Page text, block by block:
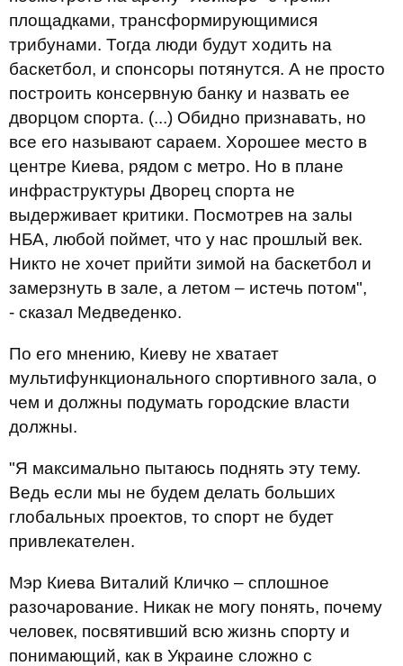
площадками, трансформирующимися
трибунами. Тогда люди будут ходить на
баскетбол, и спонсоры потянутся. А не просто
построить консервную банку и назвать ее
дворцом спорта. (...) Обидно признавать, но
все его называют сараем. Хорошее место в
центре Киева, рядом с метро. Но в плане
инфраструктуры Дворец спорта не
выдерживает критики. Посмотрев на залы
НБА, любой поймет, что у нас прошлый век.
Никто не хочет прийти зимой на баскетбол и
замерзнуть в зале, а летом – истечь потом",
- сказал Медведенко.
По его мнению, Киеву не хватает
мультифункционального спортивного зала, о
чем и должны подумать городские власти
должны.
"Я максимально пытаюсь поднять эту тему.
Ведь если мы не будем делать больших
глобальных проектов, то спорт не будет
привлекателен.
Мэр Киева Виталий Кличко – сплошное
разочарование. Никак не могу понять, почему
человек, посвятивший всю жизнь спорту и
понимающий, как в Украине сложно с